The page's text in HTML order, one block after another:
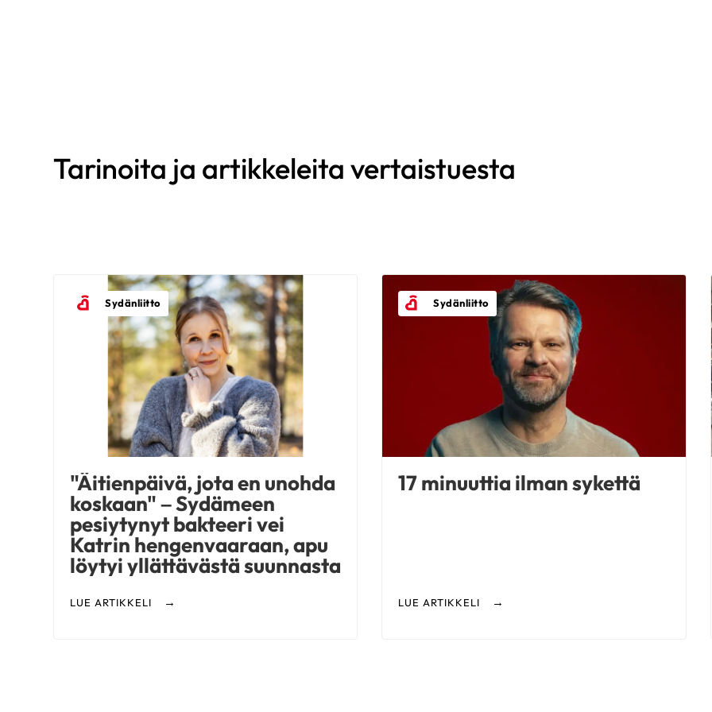
Eero
77-vuotias|Helsinki
KESKUSTELEN AIHEISTA
Pallolaajennus|Sepelvaltimotauti
Leila
63-vuotias|Ulvila
KESKUSTELEN AIHEISTA
Sydänsiirto|Synnynnäinen sydänvika